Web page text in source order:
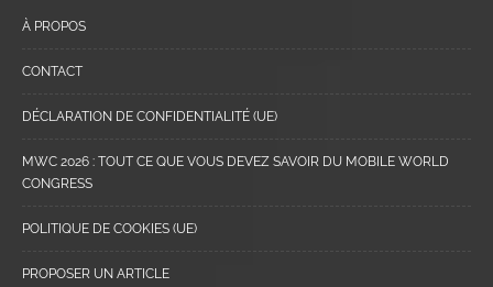
À PROPOS
CONTACT
DÉCLARATION DE CONFIDENTIALITÉ (UE)
MWC 2026 : TOUT CE QUE VOUS DEVEZ SAVOIR DU MOBILE WORLD
CONGRESS
POLITIQUE DE COOKIES (UE)
PROPOSER UN ARTICLE